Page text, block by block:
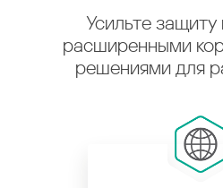
Усильте
расширенными
решениями для